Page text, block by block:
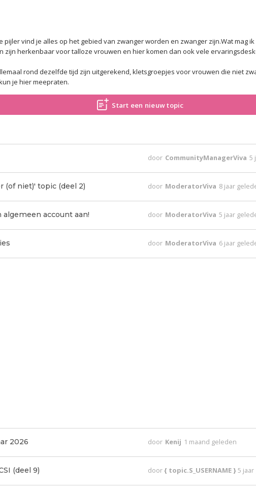
pijler vind je alles op het gebied van zwanger worden en zwanger zijn.Wat mag
zijn herkenbaar voor talloze vrouwen en hier komen dan ook vele
rond dezelfde tijd zijn uitgerekend, kletsgroepjes voor vrouwen die niet
je hier meepraten.
Start een nieuw topic
door CommunityManagerViva 5
(of niet)' topic (deel 2) door ModeratorViva 8 jaar
algemeen account aan! door ModeratorViva 5 jaar
door ModeratorViva 6 jaar
2026 door Kenij 1 maand geleden
(deel 9) door{ topic.S_USERNAME }5